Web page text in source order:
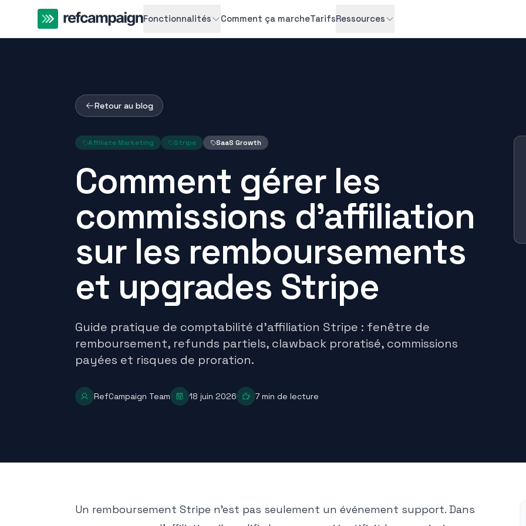
Fonctionnalités Comment ça marcheTarifsRessources
Retour au blog
Affiliate Marketing Stripe SaaS Growth
Comment gérer les
commissions d'affiliation
sur les remboursements
et upgrades Stripe
Guide pratique de comptabilité d'affiliation Stripe : fenêtre de
remboursement, refunds partiels, clawback proratisé, commissions
payées et risques de proration.
RefCampaign Team 18 juin 2026 7 min de lecture
Un remboursement Stripe n'est pas seulement un événement support. Dans